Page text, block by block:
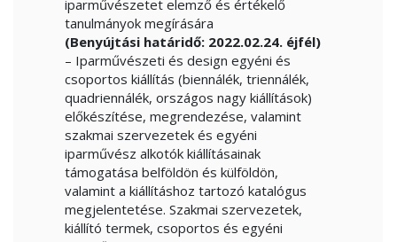
iparművészetet elemző és értékelő
tanulmányok megírására
(Benyújtási határidő: 2022.02.24. éjfél)
– Iparművészeti és design egyéni és
csoportos kiállítás (biennálék, triennálék,
quadriennálék, országos nagy kiállítások)
előkészítése, megrendezése, valamint
szakmai szervezetek és egyéni
iparművész alkotók kiállításainak
támogatása belföldön és külföldön,
valamint a kiállításhoz tartozó katalógus
megjelentetése. Szakmai szervezetek,
kiállító termek, csoportos és egyéni